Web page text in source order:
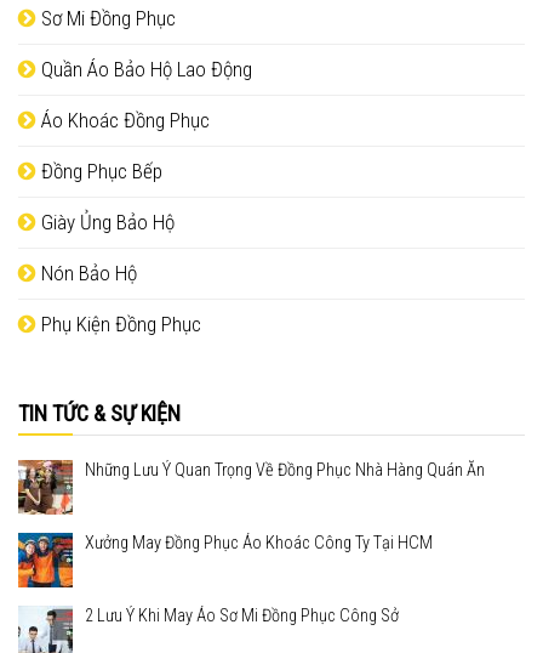
Sơ Mi Đồng Phục
Quần Áo Bảo Hộ Lao Động
Áo Khoác Đồng Phục
Đồng Phục Bếp
Giày Ủng Bảo Hộ
Nón Bảo Hộ
Phụ Kiện Đồng Phục
TIN TỨC & SỰ KIỆN
Những Lưu Ý Quan Trọng Về Đồng Phục Nhà Hàng Quán Ăn
Xưởng May Đồng Phục Áo Khoác Công Ty Tại HCM
2 Lưu Ý Khi May Áo Sơ Mi Đồng Phục Công Sở